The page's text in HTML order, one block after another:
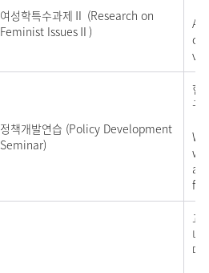
여성학특수과제Ⅱ (Research on
Feminist IssuesⅡ)
on
정책개발연습 (Policy Development
Seminar)
현
구
교
녀
며